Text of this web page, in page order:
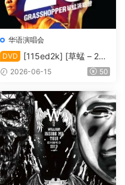
华语演唱会
DVD
[115ed2k] [草蜢 – 25
周年演唱会2010 Karaoke][IS
2026-06-15 50